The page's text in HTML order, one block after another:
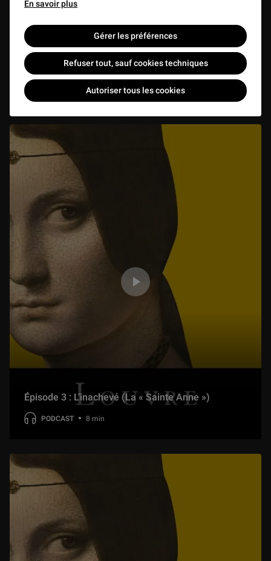
En savoir plus
Gérer les préférences
Refuser tout, sauf cookies techniques
Autoriser tous les cookies
Épisode 2 : Le mouvement (La Belle Ferronnière)
8 min
Épisode 3 : L’inachevé (La « Sainte Anne »)
PODCAST 8 min